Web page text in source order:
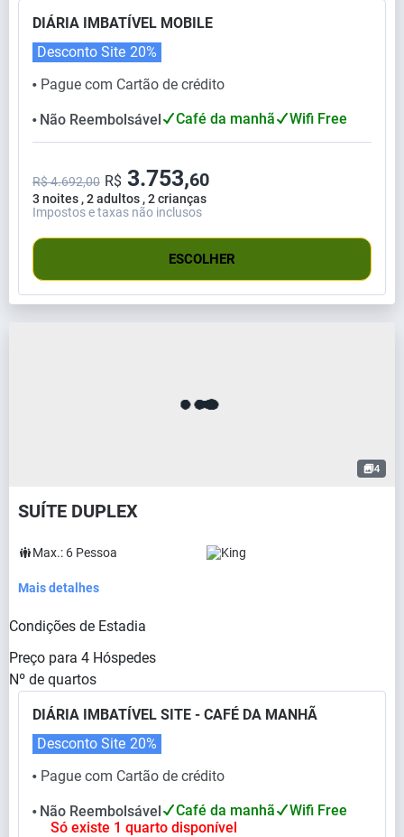
DIÁRIA IMBATÍVEL MOBILE
⬤ Pague com Cartão de crédito
Desconto Site 20%
⬤ Não Reembolsável Café da manhã Wifi Free
3 noites , 2 adultos , 2 crianças
R$ 4.692,00 R$ 3.753,60
Impostos e taxas não inclusos
ESCOLHER
4
SUÍTE DUPLEX
Max.: 6 Pessoa King
Mais detalhes
Condições de Estadia
Preço para 4 Hóspedes
Nº de quartos
DIÁRIA IMBATÍVEL SITE - CAFÉ DA MANHÃ
⬤ Pague com Cartão de crédito
Desconto Site 20%
⬤ Não Reembolsável Café da manhã
Wifi Free
Só existe 1 quarto disponível